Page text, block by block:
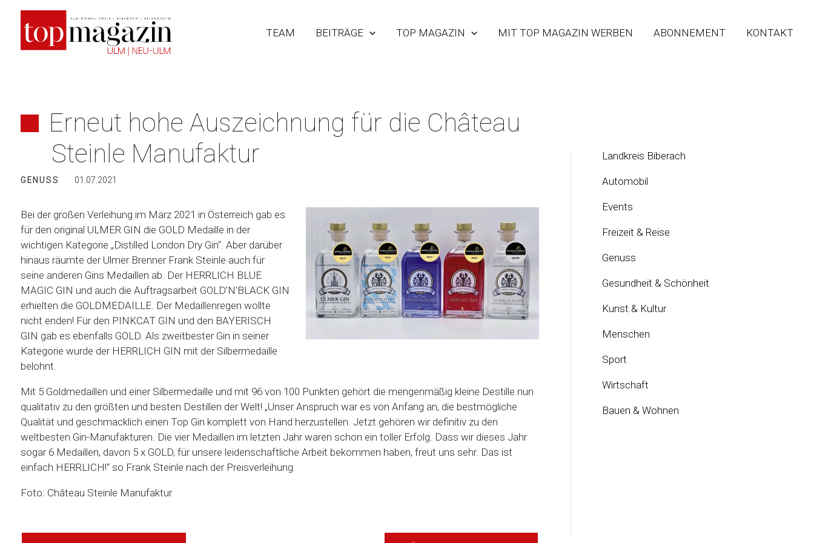
springen
TEAM BEITRÄGE TOP MAGAZIN MIT TOP MAGAZIN WERBEN ABONNEMENT KONTAKT
Erneut hohe Auszeichnung für die Château
Steinle Manufaktur
GENUSS 01.07.2021
Bei der großen Verleihung im März 2021 in Österreich gab es
für den original ULMER GIN die GOLD Medaille in der
wichtigen Kategorie „Distilled London Dry Gin“. Aber darüber
hinaus räumte der Ulmer Brenner Frank Steinle auch für
seine anderen Gins Medaillen ab. Der HERRLICH BLUE
MAGIC GIN und auch die Auftragsarbeit GOLD’N’BLACK GIN
erhielten die GOLDMEDAILLE. Der Medaillenregen wollte
nicht enden! Für den PINKCAT GIN und den BAYERISCH
GIN gab es ebenfalls GOLD. Als zweitbester Gin in seiner
Kategorie wurde der HERRLICH GIN mit der Silbermedaille
belohnt.
Mit 5 Goldmedaillen und einer Silbermedaille und mit 96 von 100 Punkten gehört die mengenmäßig kleine Destille nun
qualitativ zu den größten und besten Destillen der Welt! „Unser Anspruch war es von Anfang an, die bestmögliche
Qualität und geschmacklich einen Top Gin komplett von Hand herzustellen. Jetzt gehören wir definitiv zu den
weltbesten Gin-Manufakturen. Die vier Medaillen im letzten Jahr waren schon ein toller Erfolg. Dass wir dieses Jahr
sogar 6 Medaillen, davon 5 x GOLD, für unsere leidenschaftliche Arbeit bekommen haben, freut uns sehr. Das ist
einfach HERRLICH!“ so Frank Steinle nach der Preisverleihung.
Foto: Château Steinle Manufaktur
Landkreis Biberach
Automobil
Events
Freizeit & Reise
Genuss
Gesundheit & Schönheit
Kunst & Kultur
Menschen
Sport
Wirtschaft
Bauen & Wohnen